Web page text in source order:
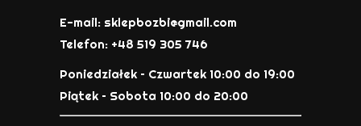
E-mail: sklepbozbi@gmail.com
Telefon: +48 519 305 746
Poniedziałek – Czwartek 10:00 do 19:00
Piątek – Sobota 10:00 do 20:00